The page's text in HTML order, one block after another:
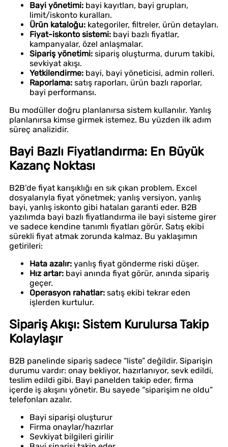
Bayi yönetimi: bayi kayıtları, bayi grupları,
limit/iskonto kuralları.
Ürün kataloğu: kategoriler, filtreler, ürün detayları.
Fiyat-iskonto sistemi: bayi bazlı fiyatlar,
kampanyalar, özel anlaşmalar.
Sipariş yönetimi: sipariş oluşturma, durum takibi,
sevkiyat akışı.
Yetkilendirme: bayi, bayi yöneticisi, admin rolleri.
Raporlama: satış raporları, ürün bazlı raporlar,
bayi performansı.
Bu modüller doğru planlanırsa sistem kullanılır. Yanlış
planlanırsa kimse girmek istemez. Bu yüzden ilk adım
süreç analizidir.
Bayi Bazlı Fiyatlandırma: En Büyük
Kazanç Noktası
B2B’de fiyat karışıklığı en sık çıkan problem. Excel
dosyalarıyla fiyat yönetmek; yanlış versiyon, yanlış
bayi, yanlış iskonto gibi hataları garanti eder. B2B
yazılımda bayi bazlı fiyatlandırma ile bayi sisteme girer
ve sadece kendine tanımlı fiyatları görür. Satış ekibi
sürekli fiyat atmak zorunda kalmaz. Bu yaklaşımın
getirileri:
Hata azalır: yanlış fiyat gönderme riski düşer.
Hız artar: bayi anında fiyat görür, anında sipariş
geçer.
Operasyon rahatlar: satış ekibi tekrar eden
işlerden kurtulur.
Sipariş Akışı: Sistem Kurulursa Takip
Kolaylaşır
B2B panelinde sipariş sadece “liste” değildir. Siparişin
durumu vardır: onay bekliyor, hazırlanıyor, sevk edildi,
teslim edildi gibi. Bayi panelden takip eder, firma
içerde iş akışını yönetir. Bu sayede “siparişim ne oldu”
telefonları azalır.
Bayi siparişi oluşturur
Firma onaylar/hazırlar
Sevkiyat bilgileri girilir